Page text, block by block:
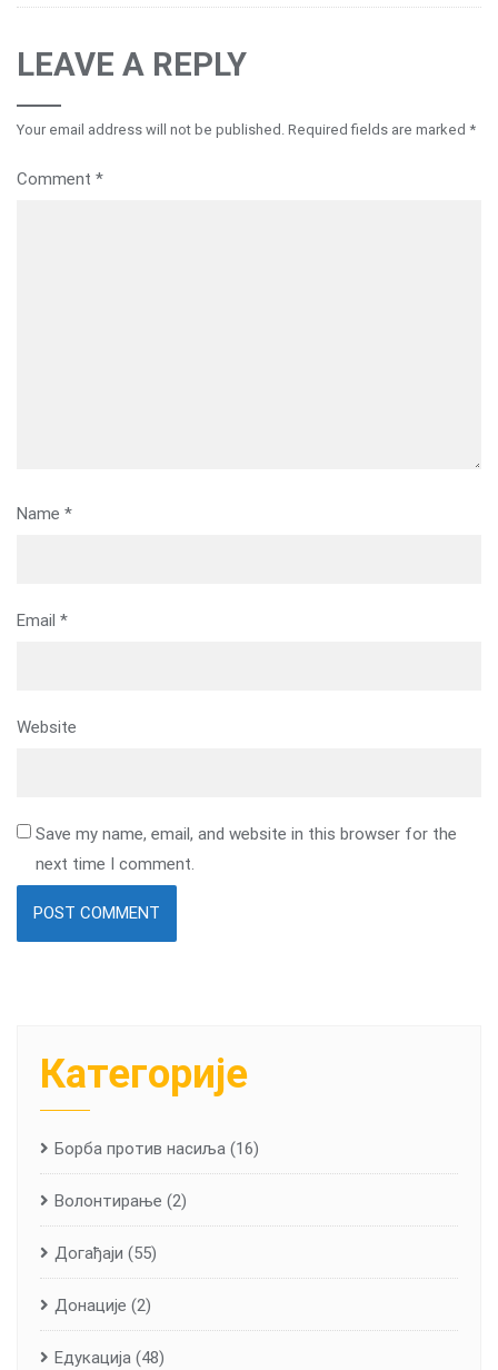
LEAVE A REPLY
Your email address will not be published. Required fields are marked *
Comment *
Name *
Email *
Website
Save my name, email, and website in this browser for the
next time I comment.
Категорије
Борба против насиља (16)
Волонтирање (2)
Догађаји (55)
Донације (2)
Едукација (48)